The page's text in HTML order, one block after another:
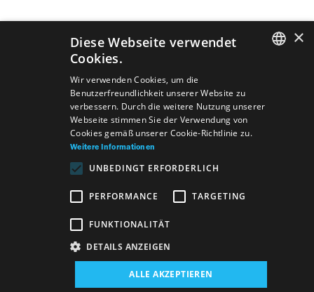
Predstavenia
Schauspieler und
Schauspielerinnen
Michail Afanasievič
Bulgakov Theaterroman
Verzeichnis Allgemeine Geschäftsbedingungen
GERMAN
×
Diese Webseite verwendet
Cookies.
Wir verwenden Cookies, um die
Benutzerfreundlichkeit unserer Website zu
verbessern. Durch die weitere Nutzung unserer
Webseite stimmen Sie der Verwendung von
Cookies gemäß unserer Cookie-Richtlinie zu.
Weitere Informationen
UNBEDINGT ERFORDERLICH
PERFORMANCE TARGETING
FUNKTIONALITÄT
DETAILS ANZEIGEN
ALLE AKZEPTIEREN